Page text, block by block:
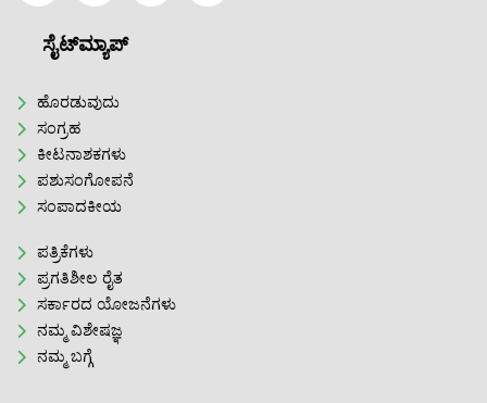
ಸೈಟ್‌ಮ್ಯಾಪ್
ಹೊರಡುವುದು
ಸಂಗ್ರಹ
ಕೀಟನಾಶಕಗಳು
ಪಶುಸಂಗೋಪನೆ
ಸಂಪಾದಕೀಯ
ಪತ್ರಿಕೆಗಳು
ಪ್ರಗತಿಶೀಲ ರೈತ
ಸರ್ಕಾರದ ಯೋಜನೆಗಳು
ನಮ್ಮ ವಿಶೇಷಜ್ಞ
ನಮ್ಮ ಬಗ್ಗೆ